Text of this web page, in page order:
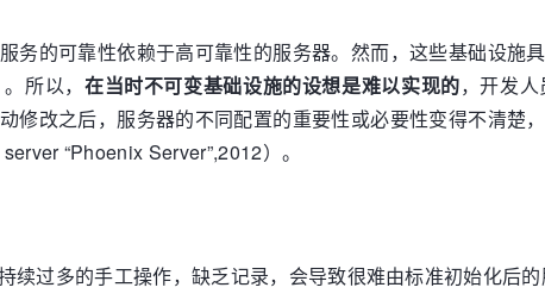
务的可靠性依赖于高可靠性的服务器。然而，这些基础设施
所以， 在当时不可变基础设施的设想是难以实现的，开发
修改之后，服务器的不同配置的重要性或必要性变得不清楚
“Phoenix Server”,2012）。
过多的手工操作，缺乏记录，会导致很难由标准初始化后的